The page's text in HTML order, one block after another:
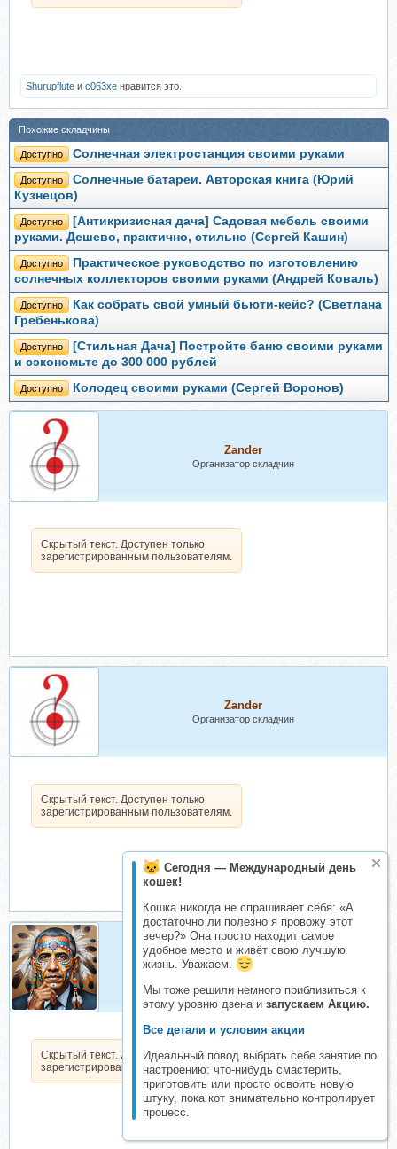
Сегодня — Международный день
кошек!
Кошка никогда не спрашивает себя: «А
достаточно ли полезно я провожу этот
вечер?» Она просто находит самое
удобное место и живёт свою лучшую
жизнь. Уважаем.
Мы тоже решили немного приблизиться к
этому уровню дзена и запускаем Акцию.
Все детали и условия акции
Идеальный повод выбрать себе занятие по
настроению: что-нибудь смастерить,
приготовить или просто освоить новую
штуку, пока кот внимательно контролирует
процесс.
Shurupflute и c063xe нравится это.
Похожие складчины
Доступно Солнечная электростанция своими руками
Доступно
Солнечные батареи. Авторская книга (Юрий
Кузнецов)
Доступно
[Антикризисная дача] Садовая мебель своими
руками. Дешево, практично, стильно (Сергей Кашин)
Доступно
Практическое руководство по изготовлению
солнечных коллекторов своими руками (Андрей Коваль)
Доступно
Как собрать свой умный бьюти-кейс? (Светлана
Гребенькова)
Доступно
[Стильная Дача] Постройте баню своими руками
и сэкономьте до 300 000 рублей
Доступно Колодец своими руками (Сергей Воронов)
Zander
Организатор складчин
Скрытый текст. Доступен только
зарегистрированным пользователям.
Zander
Организатор складчин
Скрытый текст. Доступен только
зарегистрированным пользователям.
БаракОбама
Организатор складчин
Скрытый текст. Доступен только
зарегистрированным пользователям.